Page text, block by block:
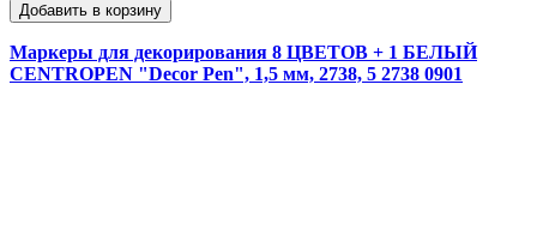
Добавить в корзину
Маркеры для декорирования 8 ЦВЕТОВ + 1 БЕЛЫЙ
CENTROPEN "Decor Pen", 1,5 мм, 2738, 5 2738 0901